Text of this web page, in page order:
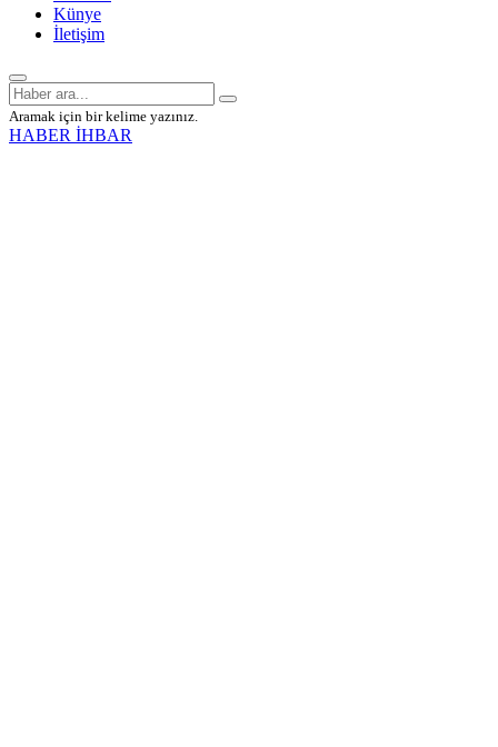
Künye
İletişim
Aramak için bir kelime yazınız.
HABER İHBAR